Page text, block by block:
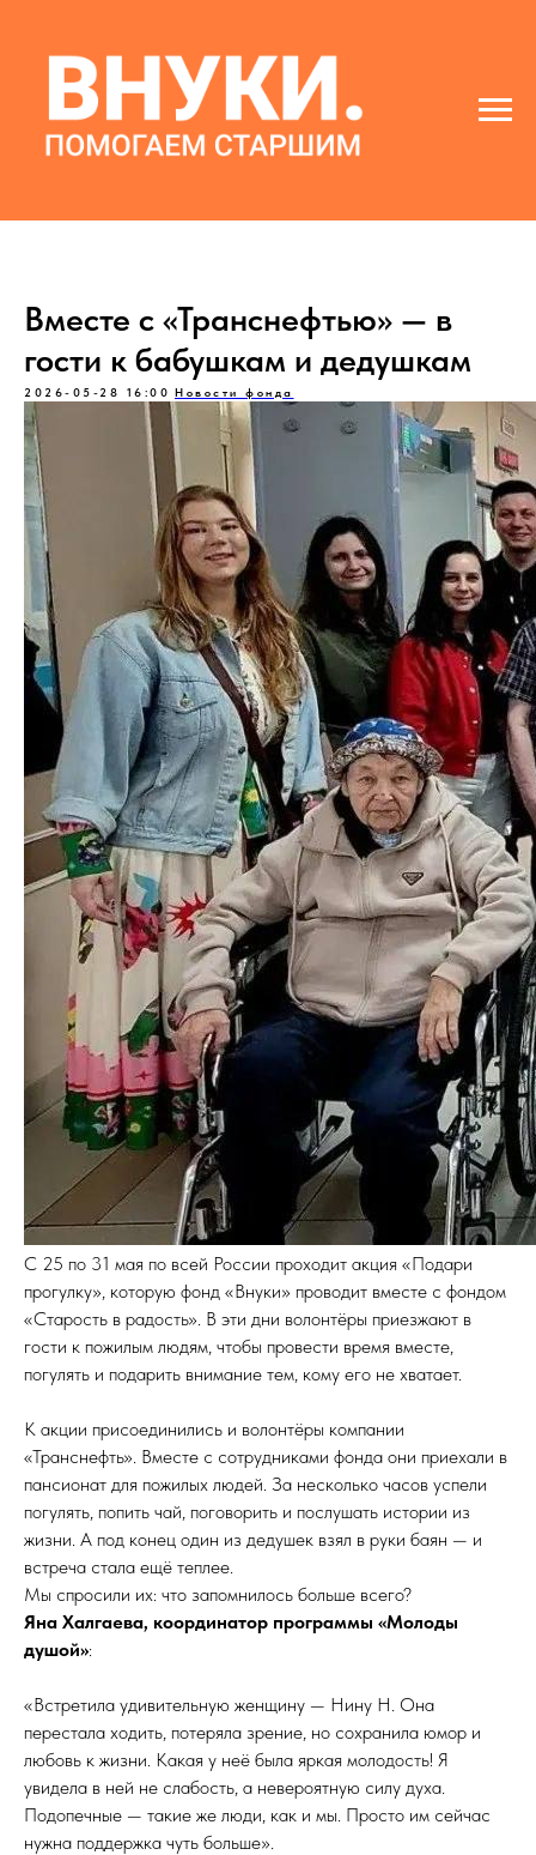
Вместе с «Транснефтью» — в
гости к бабушкам и дедушкам
2026-05-28 16:00 Новости фонда
С 25 по 31 мая по всей России проходит акция «Подари
прогулку», которую фонд «Внуки» проводит вместе с фондом
«Старость в радость». В эти дни волонтёры приезжают в
гости к пожилым людям, чтобы провести время вместе,
погулять и подарить внимание тем, кому его не хватает.
К акции присоединились и волонтёры компании
«Транснефть». Вместе с сотрудниками фонда они приехали в
пансионат для пожилых людей. За несколько часов успели
погулять, попить чай, поговорить и послушать истории из
жизни. А под конец один из дедушек взял в руки баян — и
встреча стала ещё теплее.
Мы спросили их: что запомнилось больше всего?
Яна Халгаева, координатор программы «Молоды
душой»:
«Встретила удивительную женщину — Нину Н. Она
перестала ходить, потеряла зрение, но сохранила юмор и
любовь к жизни. Какая у неё была яркая молодость! Я
увидела в ней не слабость, а невероятную силу духа.
Подопечные — такие же люди, как и мы. Просто им сейчас
нужна поддержка чуть больше».